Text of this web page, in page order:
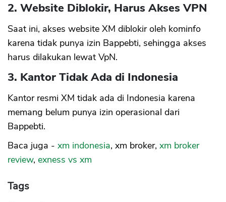
2. Website Diblokir, Harus Akses VPN
Saat ini, akses website XM diblokir oleh kominfo
karena tidak punya izin Bappebti, sehingga akses
harus dilakukan lewat VpN.
3. Kantor Tidak Ada di Indonesia
Kantor resmi XM tidak ada di Indonesia karena
memang belum punya izin operasional dari
Bappebti.
Baca juga - xm indonesia, xm broker, xm broker
review, exness vs xm
Tags